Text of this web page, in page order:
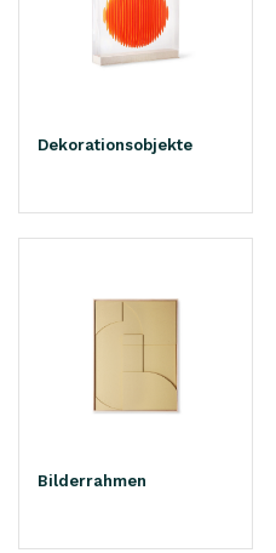
Dekorationsobjekte
Bilderrahmen